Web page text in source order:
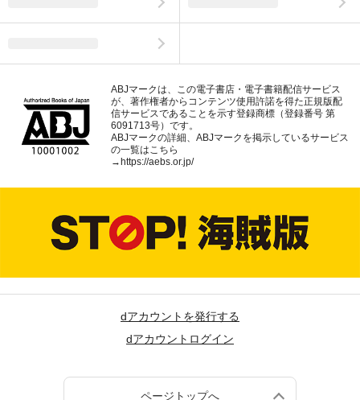
ABJマークは、この電子書店・電子書籍配信サービス
が、著作権者からコンテンツ使用許諾を得た正規版配
信サービスであることを示す登録商標（登録番号 第
6091713号）です。
ABJマークの詳細、ABJマークを掲示しているサービス
の一覧はこちら
→ https://aebs.or.jp/
dアカウントを発行する
dアカウントログイン
ページトップへ